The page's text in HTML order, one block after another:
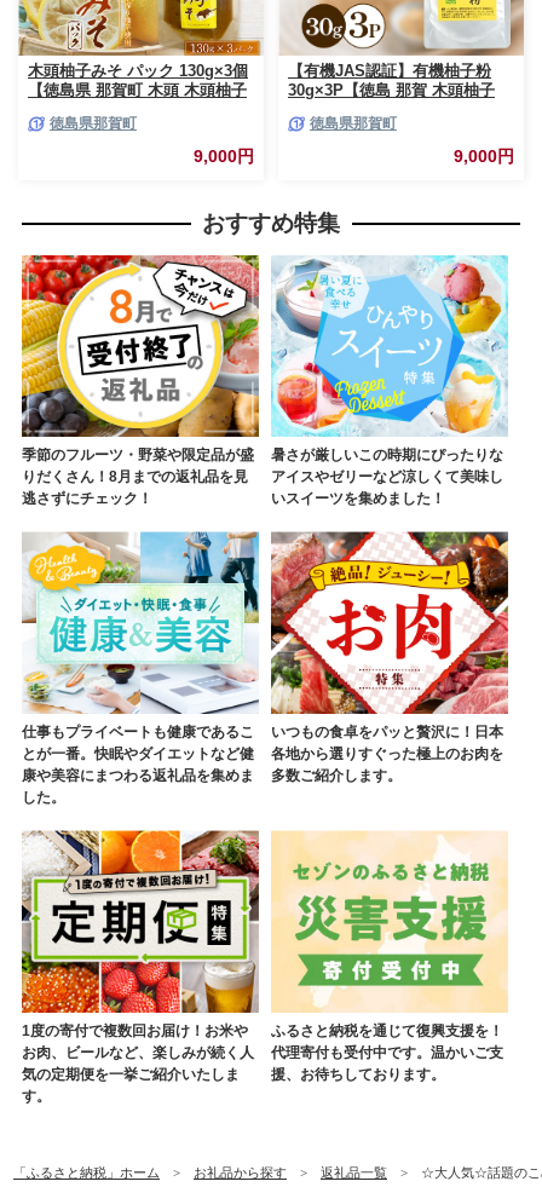
木頭柚子みそ パック 130g×3個
【徳島県 那賀町 木頭 木頭柚子
噌 味噌 ミソ おかず味噌 ご飯
おにぎり ごはんのおとも お酒
のお供 ご飯のおかず お酒のあ
徳島県那賀町
9,000円
【有機JAS認証】有機柚子粉
30g×3P【徳島 那賀 木頭柚子
ず ゆず 柚子 ユズ 柚子皮 ゆず
皮 果皮 ゆず粉末 粉末 粉 ゆず
パウダー パウダー 国産 万能 調
徳島県那賀町
9,000円
おすすめ特集
季節のフルーツ・野菜や限定品が盛
りだくさん！8月までの返礼品を見
逃さずにチェック！
暑さが厳しいこの時期にぴったりな
アイスやゼリーなど涼しくて美味し
いスイーツを集めました！
仕事もプライベートも健康であるこ
とが一番。快眠やダイエットなど健
康や美容にまつわる返礼品を集めま
した。
いつもの食卓をパッと贅沢に！日本
各地から選りすぐった極上のお肉を
多数ご紹介します。
1度の寄付で複数回お届け！お米や
お肉、ビールなど、楽しみが続く人
気の定期便を一挙ご紹介いたしま
す。
ふるさと納税を通じて復興支援を！
代理寄付も受付中です。温かいご支
援、お待ちしております。
「ふるさと納税」ホーム お礼品から探す 返礼品一覧 ☆大人気☆話題のこ